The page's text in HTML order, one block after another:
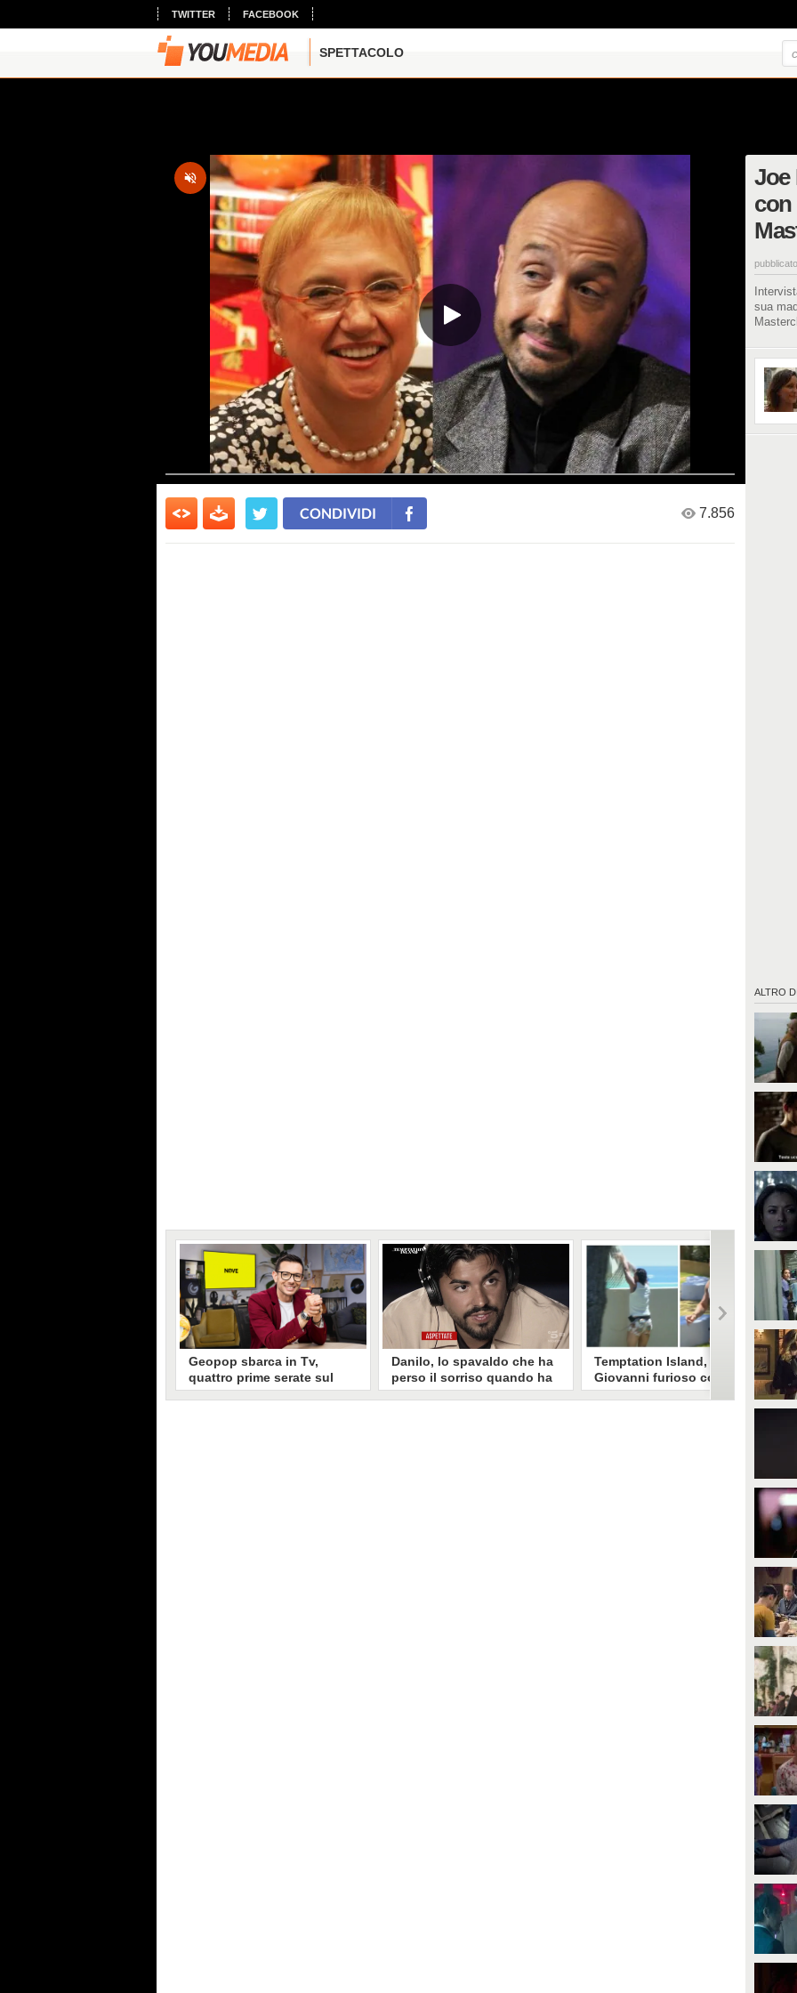
TWITTER FACEBOOK
SPETTACOLO
Joe
con
sua
ALTRO DI
CONDIVIDI 7.856
Geopop sbarca in Tv,
quattro prime serate sul
NOVE per raccontare i
Danilo, lo spavaldo che ha
perso il sorriso quando ha
scoperto la gelosia a
Temptation Island,
Giovanni furioso con
Sabrina minaccia di
sotto sopra. Non è una minaccia, è